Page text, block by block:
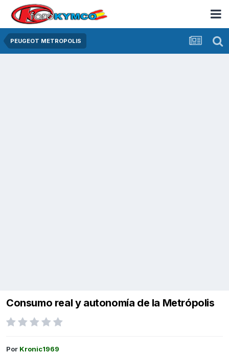
PEUGEOT METROPOLIS
Consumo real y autonomía de la Metrópolis
Por Kronic1969